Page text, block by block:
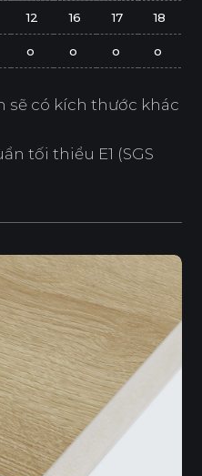
12 16 17 18
o o o o
sẽ có kích thước khác
tối thiểu E1 (SGS